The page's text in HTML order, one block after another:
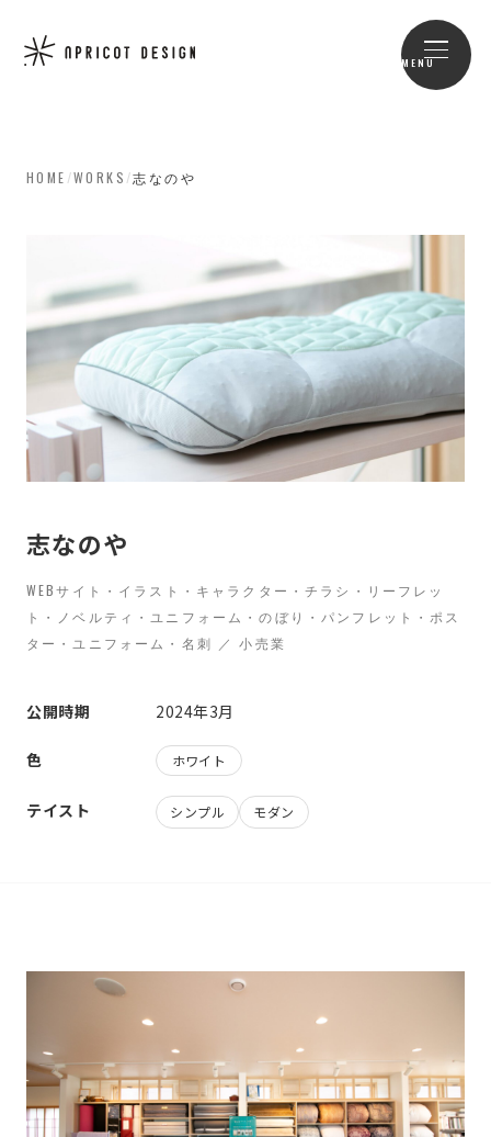
MENU
HOME /WORKS /志なのや
志なのや
WEBサイト・イラスト・キャラクター・チラシ・リーフレッ
ト・ノベルティ・ユニフォーム・のぼり・パンフレット・ポス
ター・ユニフォーム・名刺 ／ 小売業
公開時期 2024年3月
色 ホワイト
テイスト シンプル モダン